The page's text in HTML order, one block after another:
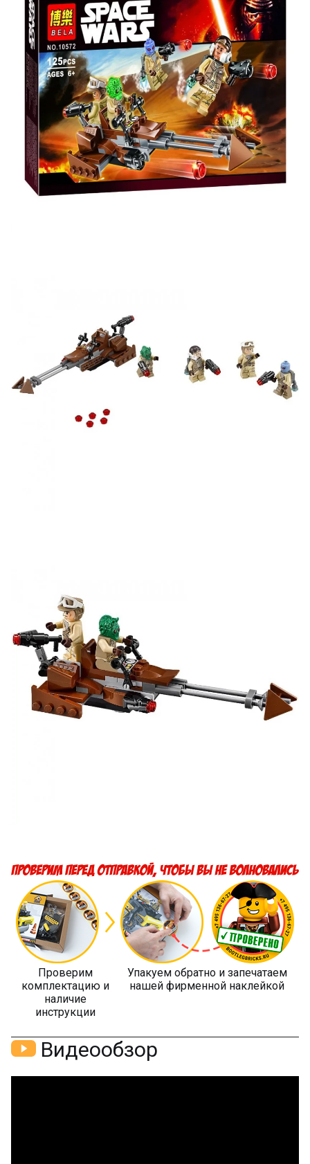
Оставьте отзыв (не менее 50 символов) о товаре на
нашем сайте и получите купон на скидку 50₽ за
текстовый отзыв или 100₽ за отзыв с фото.
Скидка за отзыв
на Яндекс.Маркете 150₽
Оставьте отзыв (не менее 50 символов) о товаре
через системуЯндекс.Маркетс обязательным
указанием номера и даты заказа в нашем магазине
и получите купон на скидку 150₽
...уже сейчас
Проверим
комплектацию и
наличие
инструкции
Упакуем обратно и запечатаем
нашей фирменной наклейкой
Видеообзор